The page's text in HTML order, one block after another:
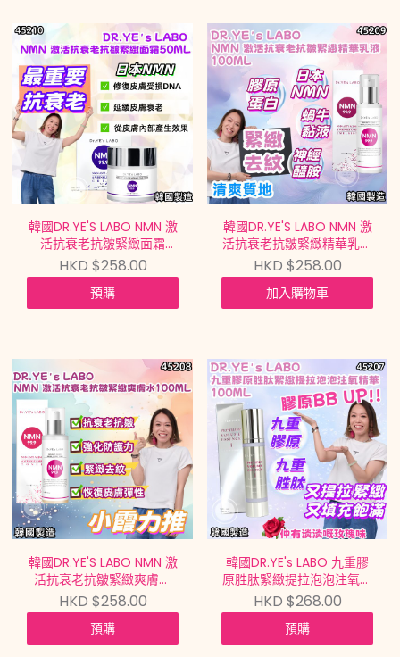
韓國DR.YE'S LABO NMN 激
活抗衰老抗皺緊緻⾯霜
NMN ANTI-AGING &
WRINKLE CARE CREAM
50ML【買滿$699包郵 |
7/8截單 | 預計9月中到貨 |
HKD $258.00
預購
韓國DR.YE'S LABO NMN 激
活抗衰老抗皺緊緻精華乳液
NMN ANTI-AGING &
WRINKLE CARE EMULSION
100ML【買滿$699包郵 |
7/8截單 | 預計9月中到貨 |
HKD $258.00
加入購物車
韓國DR.YE'S LABO NMN 激
活抗衰老抗皺緊緻爽膚水
NMN ANTI-AGING &
WRINKLE CARE TONER
100ML【買滿$699包郵 |
7/8截單 | 預計9月中到貨 |
HKD $258.00
預購
韓國DR.YE's LABO 九重膠
原胜肽緊緻提拉泡泡注氧精
華 PEPTIDE9 VOLUME
ESSINCE 100ML【買滿
$699包郵 | 7/8截單 | 預計
9月中到貨 |
HKD $268.00
預購